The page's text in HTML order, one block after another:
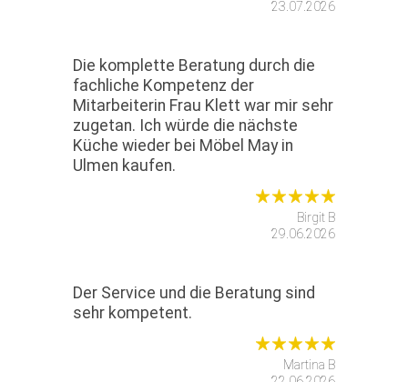
23.07.2026
Die komplette Beratung durch die
fachliche Kompetenz der
Mitarbeiterin Frau Klett war mir sehr
zugetan. Ich würde die nächste
Küche wieder bei Möbel May in
Ulmen kaufen.
Birgit B
29.06.2026
Der Service und die Beratung sind
sehr kompetent.
Martina B